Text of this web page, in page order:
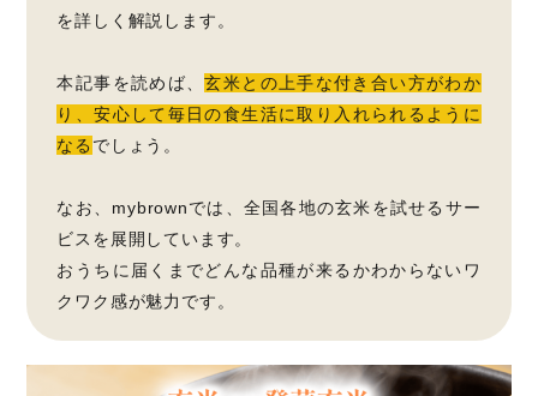
を詳しく解説します。
本記事を読めば、玄米との上手な付き合い方がわか
り、安心して毎日の食生活に取り入れられるように
なる でしょう。
なお、mybrownでは、全国各地の玄米を試せるサー
ビスを展開しています。
おうちに届くまでどんな品種が来るかわからないワ
クワク感が魅力です。